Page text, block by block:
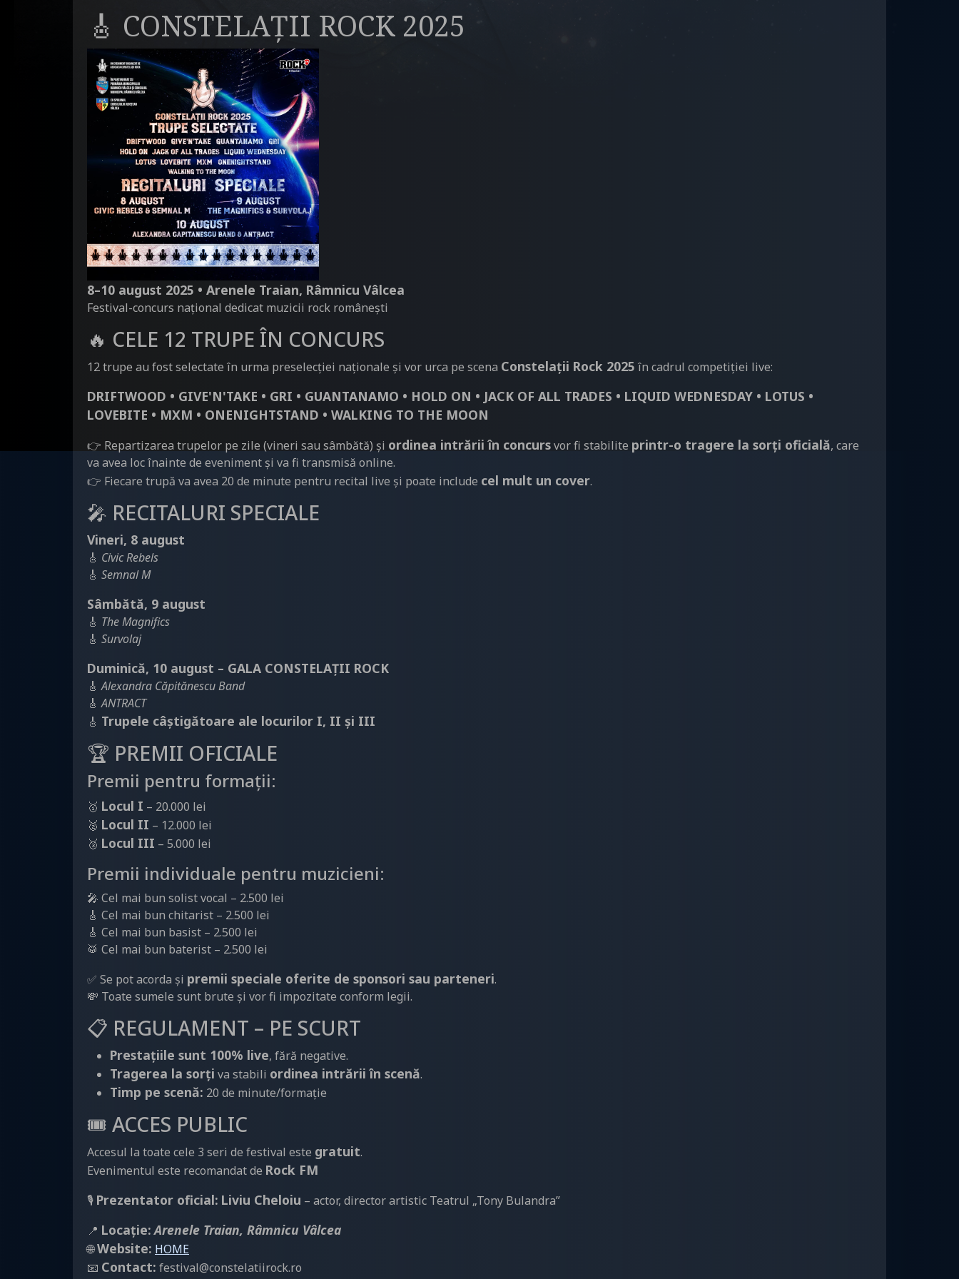
🎸 CONSTELAȚII ROCK 2025
8–10 august 2025 • Arenele Traian, Râmnicu Vâlcea
Festival-concurs național dedicat muzicii rock românești
🔥 CELE 12 TRUPE ÎN CONCURS
12 trupe au fost selectate în urma preselecției naționale și vor urca pe scena Constelații Rock 2025 în cadrul competiției live:
DRIFTWOOD • GIVE'N'TAKE • GRI • GUANTANAMO • HOLD ON • JACK OF ALL TRADES • LIQUID WEDNESDAY • LOTUS •
LOVEBITE • MXM • ONENIGHTSTAND • WALKING TO THE MOON
👉 Repartizarea trupelor pe zile (vineri sau sâmbătă) și ordinea intrării în concursvor fi stabilite printr-o tragere la sorți oficială, care
va avea loc înainte de eveniment și va fi transmisă online.
👉 Fiecare trupă va avea 20 de minute pentru recital live și poate include cel mult un cover.
🎤 RECITALURI SPECIALE
Vineri, 8 august
🎸 Civic Rebels
🎸 Semnal M
Sâmbătă, 9 august
🎸 The Magnifics
🎸 Survolaj
Duminică, 10 august – GALA CONSTELAȚII ROCK
🎸Alexandra Căpitănescu Band
🎸ANTRACT
🎸 Trupele câștigătoare ale locurilor I, II și III
🏆 PREMII OFICIALE
Premii pentru formații:
🥇 Locul I – 20.000 lei
🥈 Locul II – 12.000 lei
🥉 Locul III – 5.000 lei
Premii individuale pentru muzicieni:
🎤 Cel mai bun solist vocal – 2.500 lei
🎸 Cel mai bun chitarist – 2.500 lei
🎸 Cel mai bun basist – 2.500 lei
🥁 Cel mai bun baterist – 2.500 lei
✅ Se pot acorda și premii speciale oferite de sponsori sau parteneri.
💸 Toate sumele sunt brute și vor fi impozitate conform legii.
📋 REGULAMENT – PE SCURT
Prestațiile sunt 100% live, fără negative.
Tragerea la sorți va stabili ordinea intrării în scenă.
Timp pe scenă: 20 de minute/formație
🎟️ ACCES PUBLIC
Accesul la toate cele 3 seri de festival este gratuit.
Evenimentul este recomandat de Rock FM
🎙️ Prezentator oficial: Liviu Cheloiu – actor, director artistic Teatrul „Tony Bulandra”
📍 Locație: Arenele Traian, Râmnicu Vâlcea
🌐Website: HOME
📧 Contact: festival@constelatiirock.ro